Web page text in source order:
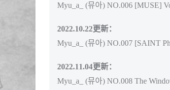
Myu_a_ (뮤아) NO.006 [MUSE]
2022.10.22更新：
Myu_a_ (뮤아) NO.007 [SAINT
2022.11.04更新：
Myu_a_ (뮤아) NO.008 The